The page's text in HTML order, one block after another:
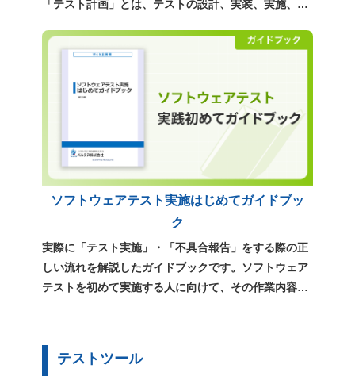
「テスト計画」とは、テストの設計、実装、実施、管
す。ぜひ、実務での計画立案にご活用ください。 >
（29119規格対応）
ソフトウェアテスト実施はじめてガイドブッ
ク
実際に「テスト実施」・「不具合報告」をする際の正
しい流れを解説したガイドブックです。ソフトウェア
テストを初めて実施する人に向けて、その作業内容や
テストツール